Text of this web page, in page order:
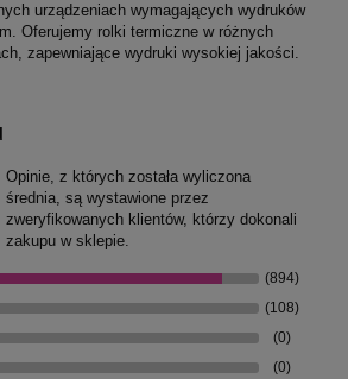
urządzeniach wymagających wydruków
Oferujemy rolki termiczne w różnych
zapewniające wydruki wysokiej jakości.
Opinie, z których została wyliczona
średnia, są wystawione przez
zweryfikowanych klientów, którzy dokonali
zakupu w sklepie.
(894)
(108)
(0)
(0)